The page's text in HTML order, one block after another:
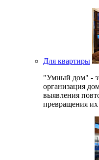
Для квартиры
"Умный дом" -
организация
выявления
превращения